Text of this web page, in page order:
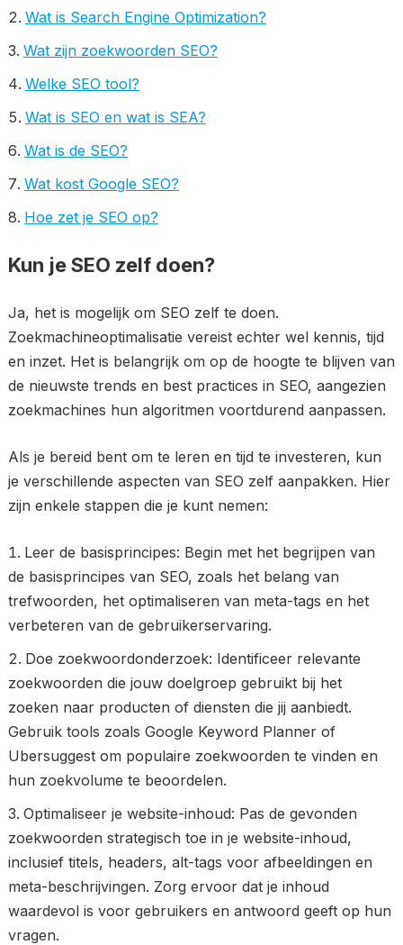
Wat is Search Engine Optimization?
Wat zijn zoekwoorden SEO?
Welke SEO tool?
Wat is SEO en wat is SEA?
Wat is de SEO?
Wat kost Google SEO?
Hoe zet je SEO op?
Kun je SEO zelf doen?
Ja, het is mogelijk om SEO zelf te doen.
Zoekmachineoptimalisatie vereist echter wel kennis, tijd
en inzet. Het is belangrijk om op de hoogte te blijven van
de nieuwste trends en best practices in SEO, aangezien
zoekmachines hun algoritmen voortdurend aanpassen.
Als je bereid bent om te leren en tijd te investeren, kun
je verschillende aspecten van SEO zelf aanpakken. Hier
zijn enkele stappen die je kunt nemen:
Leer de basisprincipes: Begin met het begrijpen van
de basisprincipes van SEO, zoals het belang van
trefwoorden, het optimaliseren van meta-tags en het
verbeteren van de gebruikerservaring.
Doe zoekwoordonderzoek: Identificeer relevante
zoekwoorden die jouw doelgroep gebruikt bij het
zoeken naar producten of diensten die jij aanbiedt.
Gebruik tools zoals Google Keyword Planner of
Ubersuggest om populaire zoekwoorden te vinden en
hun zoekvolume te beoordelen.
Optimaliseer je website-inhoud: Pas de gevonden
zoekwoorden strategisch toe in je website-inhoud,
inclusief titels, headers, alt-tags voor afbeeldingen en
meta-beschrijvingen. Zorg ervoor dat je inhoud
waardevol is voor gebruikers en antwoord geeft op hun
vragen.